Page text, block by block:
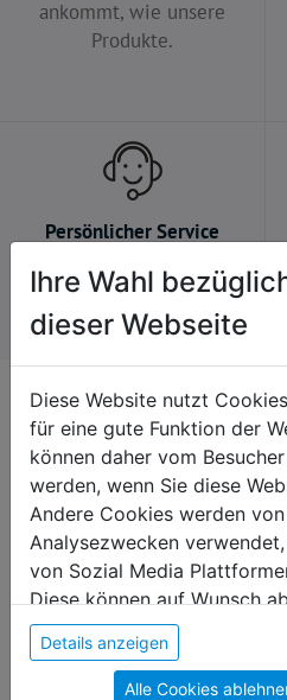
ankommt, wie unsere
Produkte.
Persönlicher Service
Wir nehmen uns gerne Zeit
für dich.
Kontakt
+43 7235 / 63251 664
onlineshop@diakoniewerk.at
Martin-Boos-Straße 4
4210 Gallneukirchen
Produktkategorien
Ihre Wahl
dieser Webseite
Diese Website nutzt
für eine gute Funktion der
können daher vom
werden, wenn Sie diese
Andere Cookies werden
Analysezwecken
von Sozial Media
Diese können auf Wunsch
sie unsere Webseite weiter
Einwilligung zu unseren
Details anzeigen
Alle Cookies